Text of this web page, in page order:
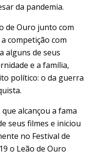
da pandemia.
de Ouro junto com
competição com
alguns de seus
e a família,
político: o da guerra
alcançou a fama
seus filmes e iniciou
no Festival de
o Leão de Ouro